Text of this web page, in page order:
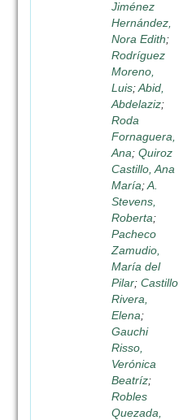
Jiménez
Hernández,
Nora Edith;
Rodríguez
Moreno,
Luis;Abid,
Abdelaziz;
Roda
Fornaguera,
Ana; Quiroz
Castillo, Ana
María;A.
Stevens,
Roberta;
Pacheco
Zamudio,
María del
Pilar; Castillo
Rivera,
Elena;
Gauchi
Risso,
Verónica
Beatríz;
Robles
Quezada,